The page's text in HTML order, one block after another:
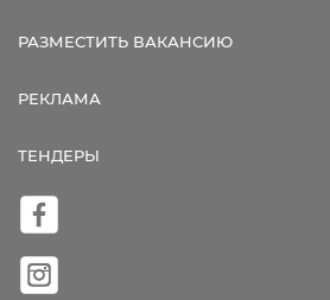
РАЗМЕСТИТЬ ВАКАНСИЮ
РЕКЛАМА
ТЕНДЕРЫ